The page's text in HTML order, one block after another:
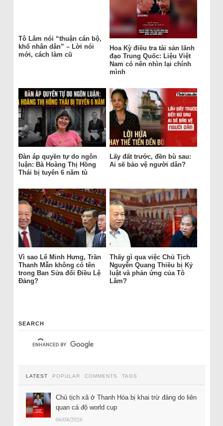
Tô Lâm nói “thuận cán bộ,
khổ nhân dân” – Lời nói
mới, cách làm cũ
Hoa Kỳ điều tra tài sản lãnh
đạo Trung Quốc: Liệu Việt
Nam có nên nhìn lại chính
mình
Đàn áp quyền tự do ngôn
luận: Bà Hoàng Thị Hồng
Thái bị tuyên 6 năm tù
Lấy đất trước, đền bù sau:
Ai sẽ bảo vệ người dân?
Vì sao Lê Minh Hưng, Trần
Thanh Mẫn không có tên
trong Ban Sửa đổi Điều Lệ
Đảng?
Thấy gì qua việc Chủ Tịch
Nguyễn Quang Thiều bị Kỷ
luật và phản ứng của Tô
Lâm?
SEARCH
LATEST POPULAR COMMENTS TAGS
Chủ tịch xã ở Thanh Hóa bị khai trừ đảng do liên
quan cá độ world cup
06/08/2026